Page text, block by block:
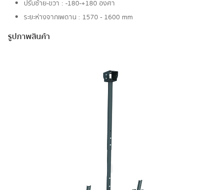
ปรับซ้าย-ขวา : -180-+180 องศา
ระยะห่างจากเพดาน : 1570 - 1600 mm
รูปภาพสินค้า